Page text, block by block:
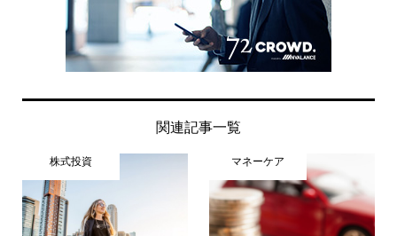
関連記事一覧
株式投資 マネーケア